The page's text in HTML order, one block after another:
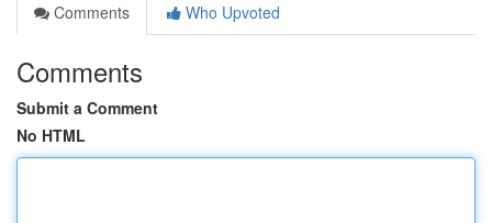
Comments
Who Upvoted
Comments
Submit a Comment
No HTML